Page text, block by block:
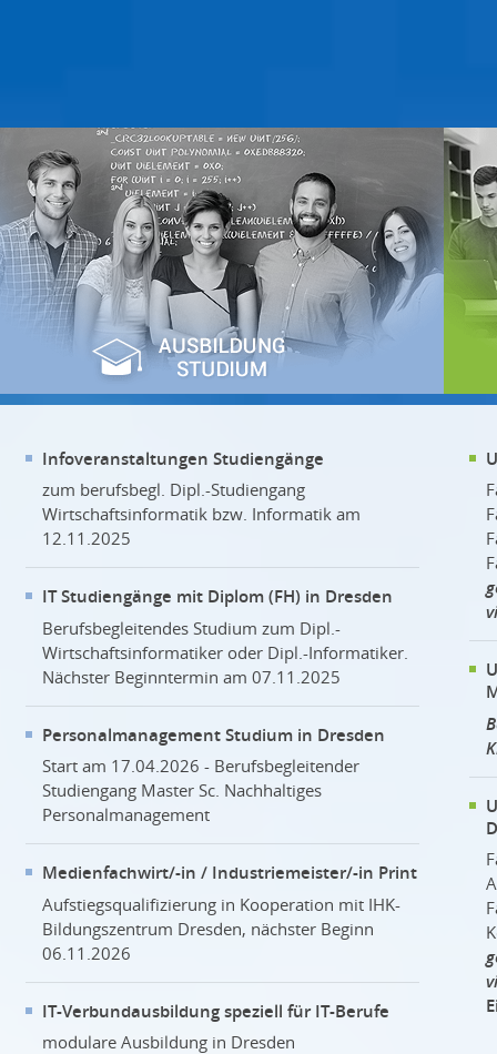
Infoveranstaltungen Studiengänge
zum berufsbegl. Dipl.-Studiengang
Wirtschaftsinformatik bzw. Informatik am
12.11.2025
IT Studiengänge mit Diplom (FH) in Dresden
Berufsbegleitendes Studium zum Dipl.-
Wirtschaftsinformatiker oder Dipl.-Informatiker.
Nächster Beginntermin am 07.11.2025
Personalmanagement Studium in Dresden
Start am 17.04.2026 - Berufsbegleitender
Studiengang Master Sc. Nachhaltiges
Personalmanagement
Medienfachwirt/-in / Industriemeister/-in Print
Aufstiegsqualifizierung in Kooperation mit IHK-
Bildungszentrum Dresden, nächster Beginn
06.11.2026
IT-Verbundausbildung speziell für IT-Berufe
modulare Ausbildung in Dresden